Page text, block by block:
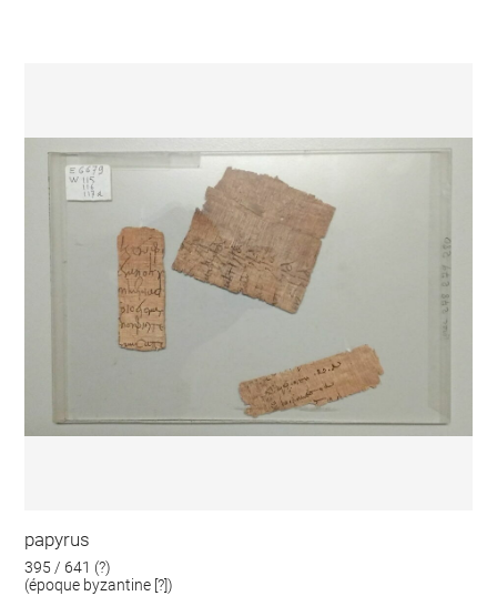
papyrus
395 / 641 (?)
(époque byzantine [?])